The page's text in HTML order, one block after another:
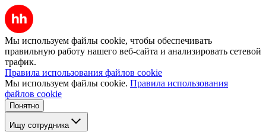
Мы используем файлы cookie, чтобы обеспечивать
правильную работу нашего веб-сайта и анализировать сетевой
трафик.
Правила использования файлов cookie
Мы используем файлы cookie. Правила использования
файлов cookie
Понятно
Ищу сотрудника